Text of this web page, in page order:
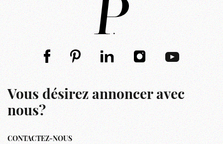
Vous désirez annoncer avec
nous?
CONTACTEZ-NOUS